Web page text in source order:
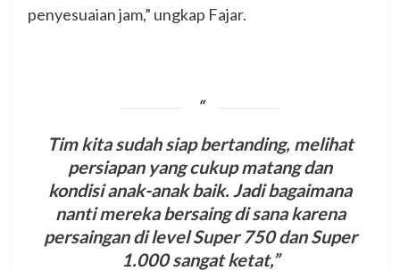
penyesuaian jam,” ungkap Fajar.
Tim kita sudah siap bertanding, melihat
persiapan yang cukup matang dan
kondisi anak-anak baik. Jadi bagaimana
nanti mereka bersaing di sana karena
persaingan di level Super 750 dan Super
1.000 sangat ketat,”